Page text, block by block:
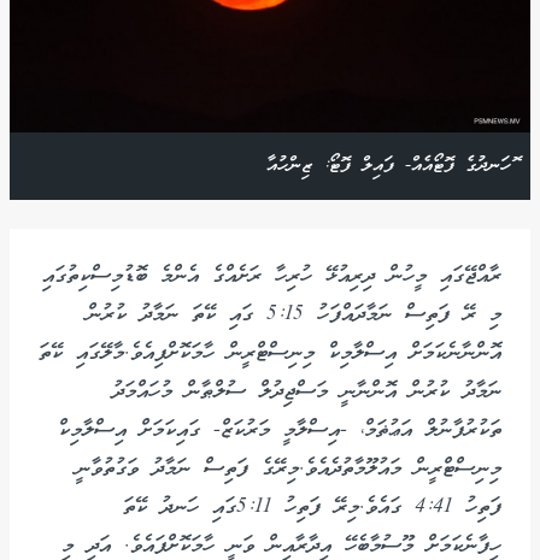
ޮހަނދުގެ ފޮޓޯއެއް- ފައިލް ފޮޓޯ: ޒިންހުއާ
ރާއްޖޭގައި މީހުން ދިރިއުޅޭ ހުރިހާ ރަށެއްގެ އެންމެ ބޮޑުމިސްކިތުގައި
މި ރޭ ފަތިސް ނަމާދައްފަހު 5:15 ގައި ކޭތަ ނަމާދު ކުރުން
އޮންނާނެކަމަށް އިސްލާމިކް މިނިސްޓްރީން ހާމަކޮށްފިއެވެ.މާލޭގައި ކޭތަ
ނަމާދު ކުރުން އޮންނާނީ މަސްޖިދުލް ސުލްޠާން މުހައްމަދު
ތަކުރުފާނުލް އަޢުޡަމް، -އިސްލާމީ މަރުކަޒް- ގައިކަމަށް އިސްލާމިކް
މިނިސްޓްރީން މައުލޫމާތުދެއެވެ.މިރޭގެ ފަތިސް ނަމާދު ވަގުތުވާނީ
ފަތިހު 4:41 ގައެވެ.މިރޭ ފަތިހު 5:11ގައި ހަނދު ކޭތަ
ހިފާނެކަމަށް މޫސުމާބެހޭ އިދާރާއިން ވަނީ ހާމަކޮށްފައެވެ. އަދި މި